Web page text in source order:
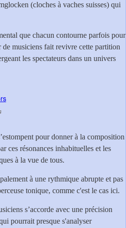
(cloches à vaches suisses) qui
que chacun contourne parfois pour
musiciens fait revivre cette partition
les spectateurs dans un univers
pour donner à la composition
ces résonances inhabituelles et les
à la vue de tous.
à une rythmique abrupte et pas
tonique, comme c'est le cas ici.
s’accorde avec une précision
pourrait presque s'analyser